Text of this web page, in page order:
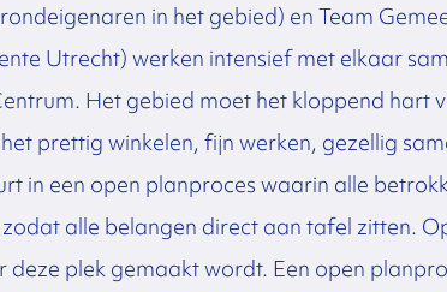
in het gebied) en Team
Utrecht) werken intensief met elkaar
Het gebied moet het kloppend hart
prettig winkelen, fijn werken, gezellig
in een open planproces waarin alle
alle belangen direct aan tafel zitten.
plek gemaakt wordt. Een open